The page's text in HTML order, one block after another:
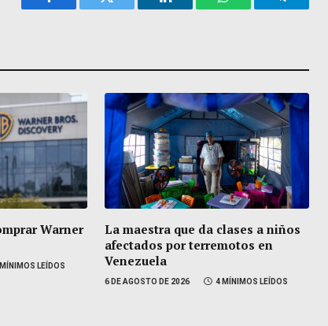
Facebook Twitter LinkedIn WhatsAppTelegram
Warner
LEÍDOS
La maestra que da clases a niños
afectados por terremotos en
Venezuela
6 DE AGOSTO DE 2026 4 MÍNIMOS LEÍDOS